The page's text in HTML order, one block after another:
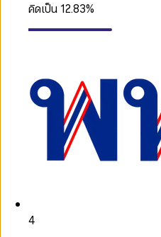
คิดเป็น 12.83%
4